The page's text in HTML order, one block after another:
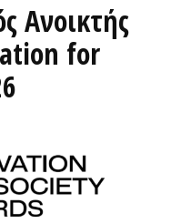
Ανοικτής
for